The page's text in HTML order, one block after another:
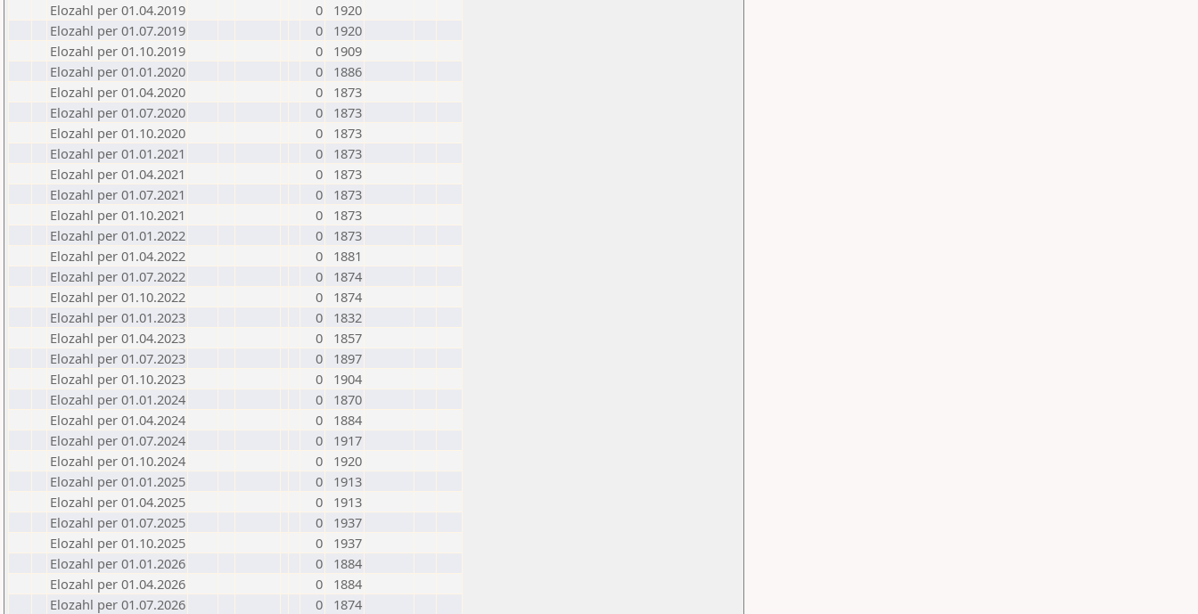
Elozahl per 01.04.2019
0
1920
Elozahl per 01.07.2019
0
1920
Elozahl per 01.10.2019
0
1909
Elozahl per 01.01.2020
0
1886
Elozahl per 01.04.2020
0
1873
Elozahl per 01.07.2020
0
1873
Elozahl per 01.10.2020
0
1873
Elozahl per 01.01.2021
0
1873
Elozahl per 01.04.2021
0
1873
Elozahl per 01.07.2021
0
1873
Elozahl per 01.10.2021
0
1873
Elozahl per 01.01.2022
0
1873
Elozahl per 01.04.2022
0
1881
Elozahl per 01.07.2022
0
1874
Elozahl per 01.10.2022
0
1874
Elozahl per 01.01.2023
0
1832
Elozahl per 01.04.2023
0
1857
Elozahl per 01.07.2023
0
1897
Elozahl per 01.10.2023
0
1904
Elozahl per 01.01.2024
0
1870
Elozahl per 01.04.2024
0
1884
Elozahl per 01.07.2024
0
1917
Elozahl per 01.10.2024
0
1920
Elozahl per 01.01.2025
0
1913
Elozahl per 01.04.2025
0
1913
Elozahl per 01.07.2025
0
1937
Elozahl per 01.10.2025
0
1937
Elozahl per 01.01.2026
0
1884
Elozahl per 01.04.2026
0
1884
Elozahl per 01.07.2026
0 1874